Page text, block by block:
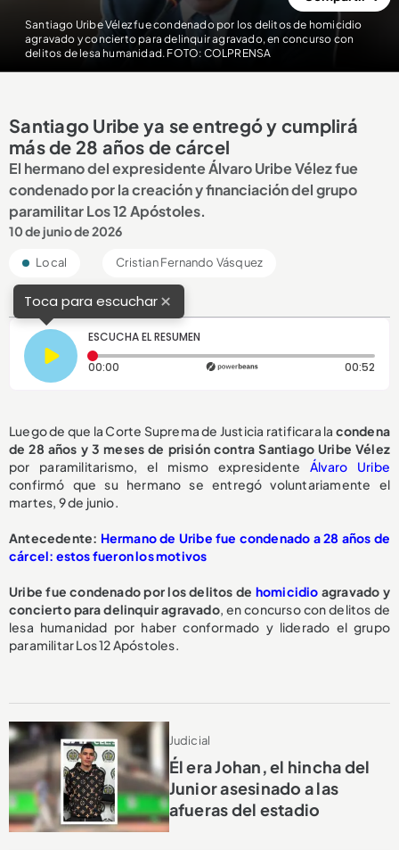
Santiago Uribe Vélez fue condenado por los delitos de homicidio
agravado y concierto para delinquir agravado, en concurso con
delitos de lesa humanidad. FOTO: COLPRENSA
Santiago Uribe ya se entregó y cumplirá
más de 28 años de cárcel
El hermano del expresidente Álvaro Uribe Vélez fue
condenado por la creación y financiación del grupo
paramilitar Los 12 Apóstoles.
10 de junio de 2026
Local Cristian Fernando Vásquez
Toca para escuchar×
ESCUCHA EL RESUMEN
00:00 Tiempo transcurrido: 0 segundos 00:52
Luego de que la Corte Suprema de Justicia ratificara la condena
de 28 años y 3 meses de prisión contra Santiago Uribe Vélez
por paramilitarismo, el mismo expresidenteÁlvaro Uribe
confirmó que su hermano se entregó voluntariamente el
martes, 9 de junio.
Antecedente: Hermano de Uribe fue condenado a 28 años de
cárcel: estos fueron los motivos
Uribe fue condenado por los delitos de homicidio agravado y
concierto para delinquir agravado, en concurso con delitos de
lesa humanidad por haber conformado y liderado el grupo
paramilitar Los 12 Apóstoles.
Judicial
Él era Johan, el hincha del
Junior asesinado a las
afueras del estadio